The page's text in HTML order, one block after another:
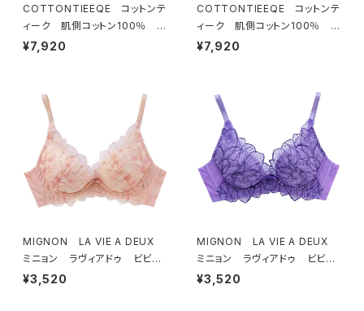
COTTONTIEEQE コットンテ
ィーク 肌側コットン100％ ソ
フトブラ ＆ ショーツセット（ブラ
¥7,920
COTTONTIEEQE コットンテ
ィーク 肌側コットン100％ ソ
フトブラ ＆ ショーツセット（ピー
¥7,920
MIGNON LA VIE A DEUX
ミニョン ラヴィアドゥ ビビア
ーナ ブラジャー（ピーチ）M20
¥3,520
MIGNON LA VIE A DEUX
ミニョン ラヴィアドゥ ビビア
ーナ ブラジャー（ヴィオレッタ）
¥3,520